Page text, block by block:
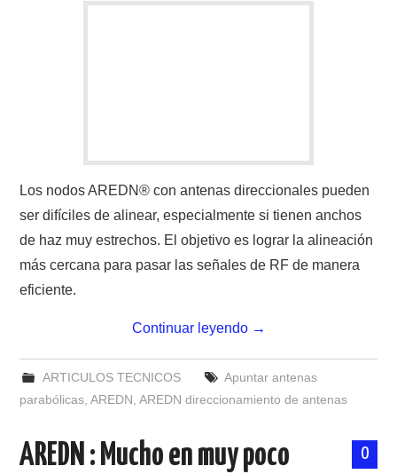
Los nodos AREDN® con antenas direccionales pueden
ser difíciles de alinear, especialmente si tienen anchos
de haz muy estrechos. El objetivo es lograr la alineación
más cercana para pasar las señales de RF de manera
eficiente.
Continuar leyendo →
ARTICULOS TECNICOS
Apuntar antenas
parabólicas,AREDN,AREDN direccionamiento de antenas
0
AREDN : Mucho en muy poco